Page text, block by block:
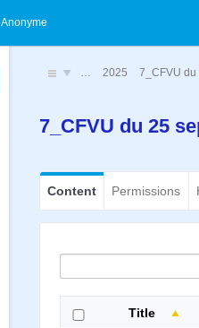
Anonyme
… 2025 7_CFVU
7_CFVU du 25
Content Permissions
Title